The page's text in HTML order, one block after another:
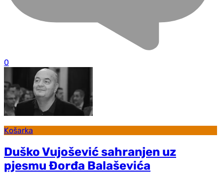
0
Košarka
Duško Vujošević sahranjen uz
pjesmu Đorđa Balaševića